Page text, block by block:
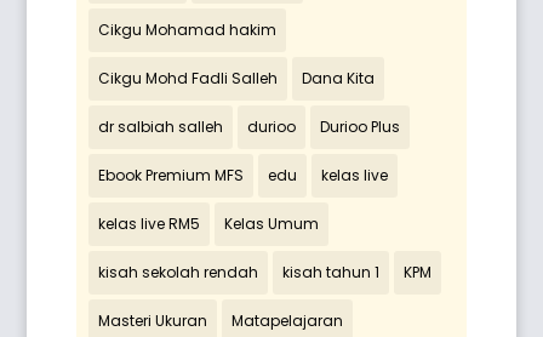
Cikgu Mohamad hakim
Cikgu Mohd Fadli Salleh Dana Kita
dr salbiah salleh durioo Durioo Plus
Ebook Premium MFS edu kelas live
kelas live RM5 Kelas Umum
kisah sekolah rendah kisah tahun 1 KPM
Masteri Ukuran Matapelajaran